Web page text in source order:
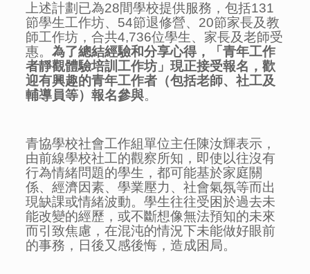
上述計劃已為28間學校提供服務，包括131
節學生工作坊、54節退修營、20節家長及教
師工作坊，合共4,736位學生、家長及老師受
惠。為了總結經驗和分享心得，「青年工作
者靜觀體驗培訓工作坊」現正接受報名，歡
迎有興趣的青年工作者（包括老師、社工及
輔導員等）報名參與。
青協學校社會工作組單位主任陳汝輝表示，
由前線學校社工的觀察所知，即使以往沒有
行為情緒問題的學生，都可能基於家庭關
係、經濟因素、學業壓力、社會氣氛等而出
現缺課或情緒波動。學生往往受困於過去未
能改變的經歷，或不斷想像無法預知的未來
而引致焦慮，在混沌的情況下未能做好眼前
的事務，日後又感後悔，造成困局。